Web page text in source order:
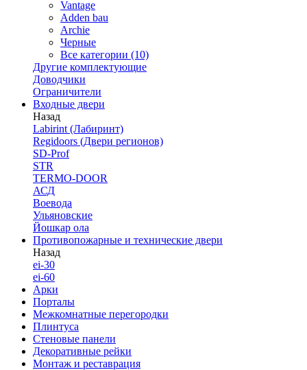
Vantage
Adden bau
Archie
Черные
Все категории (10)
Другие комплектующие
Доводчики
Ограничители
Входные двери
Назад
Labirint (Лабиринт)
Regidoors (Двери регионов)
SD-Prof
STR
TERMO-DOOR
АСД
Воевода
Ульяновские
Йошкар ола
Противопожарные и технические двери
Назад
ei-30
ei-60
Арки
Порталы
Межкомнатные перегородки
Плинтуса
Стеновые панели
Декоративные рейки
Монтаж и реставрация